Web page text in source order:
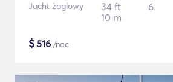
Jacht żaglowy
34 ft
10 m
6
$516 /noc